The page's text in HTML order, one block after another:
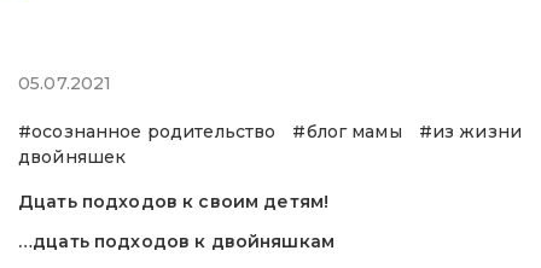
05.07.2021
#осознанное родительство #блог мамы
#из жизни
двойняшек
Дцать подходов к своим детям!
…дцать подходов к двойняшкам